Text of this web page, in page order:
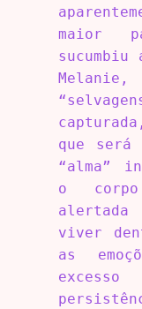
maior
que
“alma”
o
alertada
viver
as